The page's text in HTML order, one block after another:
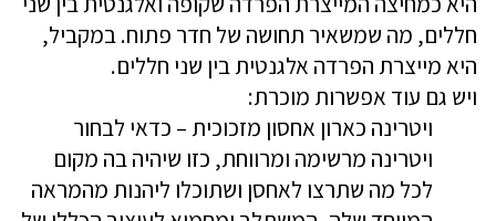
חללים, מה שמשאיר תחושה של חדר פתוח. במקביל,
היא מייצרת הפרדה אלגנטית בין שני חללים.
ויש גם עוד אפשרות מוכרת:
ויטרינה כארון אחסון מזכוכית – כדאי לבחור
ויטרינה מרשימה ומרווחת, כזו שיהיה בה מקום
לכל מה שתרצו לאחסן ושתוכלו ליהנות מהמראה